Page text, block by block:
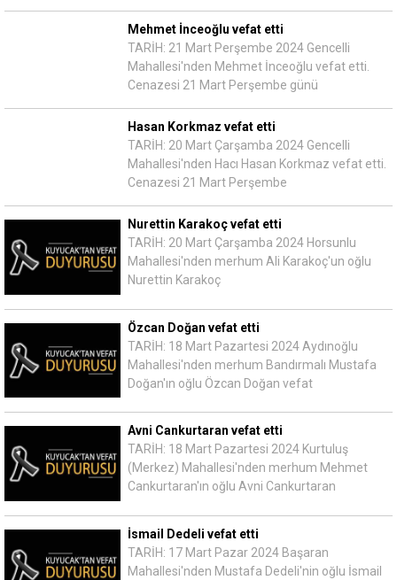
Mehmet İnceoğlu vefat etti
TARİH: 21 Mart Perşembe 2024 Gencelli
Mahallesi'nden Mehmet İnceoğlu vefat etti.
Cenazesi 21 Mart Perşembe günü
Hasan Korkmaz vefat etti
TARİH: 20 Mart Çarşamba 2024 Gencelli
Mahallesi'nden Hacı Hasan Korkmaz vefat etti.
Cenazesi 21 Mart Perşembe
Nurettin Karakoç vefat etti
TARİH: 20 Mart Çarşamba 2024 Horsunlu
Mahallesi'nden merhum Ali Karakoç'un oğlu
Nurettin Karakoç
Özcan Doğan vefat etti
TARİH: 18 Mart Pazartesi 2024 Aydınoğlu
Mahallesi'nden merhum Bandırmalı Mustafa
Doğan'ın oğlu Özcan Doğan vefat
Avni Cankurtaran vefat etti
TARİH: 18 Mart Pazartesi 2024 Kurtuluş
(Merkez) Mahallesi'nden merhum Mehmet
Cankurtaran'ın oğlu Avni Cankurtaran
İsmail Dedeli vefat etti
TARİH: 17 Mart Pazar 2024 Başaran
Mahallesi'nden Mustafa Dedeli'nin oğlu İsmail